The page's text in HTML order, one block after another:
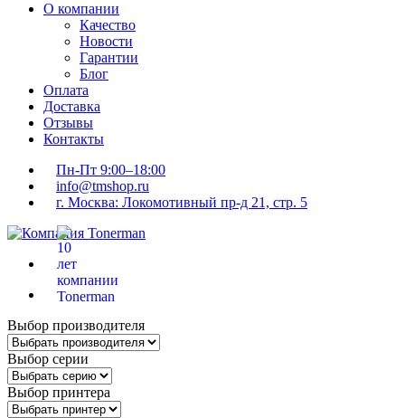
О компании
Качество
Новости
Гарантии
Блог
Оплата
Доставка
Отзывы
Контакты
Пн-Пт 9:00–18:00
info@tmshop.ru
г. Москва: Локомотивный пр-д 21, стр. 5
Выбор производителя
Выбор серии
Выбор принтера